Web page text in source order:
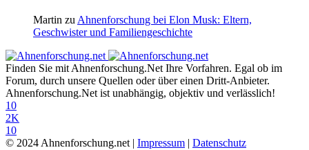
Martin zuAhnenforschung bei Elon Musk: Eltern,
Geschwister und Familiengeschichte
Finden Sie mit Ahnenforschung.Net Ihre Vorfahren. Egal ob im
Forum, durch unsere Quellen oder über einen Dritt-Anbieter.
Ahnenforschung.Net ist unabhängig, objektiv und verlässlich!
10
2K
10
© 2024 Ahnenforschung.net | Impressum | Datenschutz